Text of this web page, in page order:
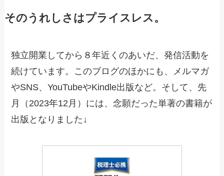
そのうれしさはプライスレス。
独立開業してから８年近くのあいだ、発信活動を
続けています。このブログのほかにも、メルマガ
やSNS、YouTubeやKindle出版など。そして、先
月（2023年12月）には、念願だった単著の書籍が
出版となりました↓